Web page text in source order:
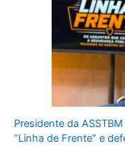
Presidente da
“Linha de Frente” e